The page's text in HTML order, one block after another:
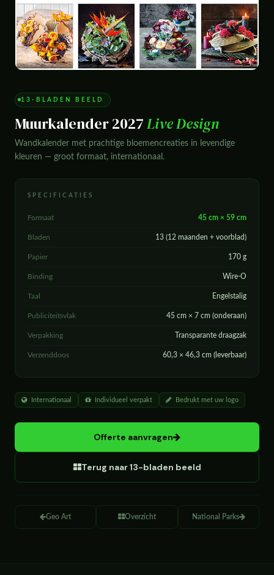
13-BLADEN BEELD
Muurkalender 2027Live Design
Wandkalender met prachtige bloemencreaties in levendige
kleuren — groot formaat, internationaal.
SPECIFICATIES
Formaat 45 cm × 59 cm
Bladen 13 (12 maanden + voorblad)
Papier 170 g
Binding Wire-O
Taal Engelstalig
Publiciteitsvlak 45 cm × 7 cm (onderaan)
Verpakking Transparante draagzak
Verzenddoos 60,3 × 46,3 cm (leverbaar)
Internationaal Individueel verpakt Bedrukt met uw logo
Offerte aanvragen
Terug naar 13-bladen beeld
Geo Art Overzicht National Parks